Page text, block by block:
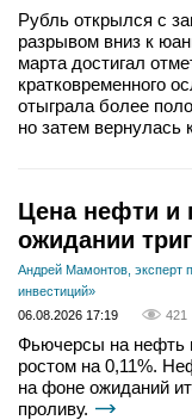
Рубль открылся с
разрывом вниз к
марта достигал
кратковременного
отыграла более
но затем вернулась
Цена нефти и
ожидании
Андрей Мамонтов,
инвестиций»
06.08.2026 17:19
421
Фьючерсы на нефть
ростом на 0,11%.
на фоне ожиданий
проливу.